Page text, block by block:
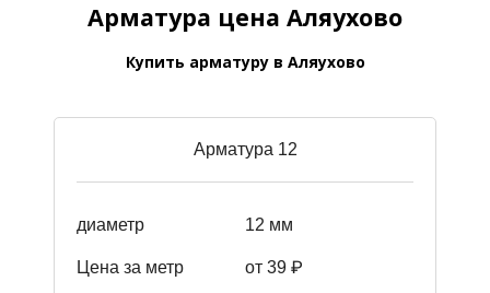
Арматура цена Аляухово
Купить арматуру в Аляухово
Арматура 12
диаметр 12 мм
Цена за метр от 39 ₽